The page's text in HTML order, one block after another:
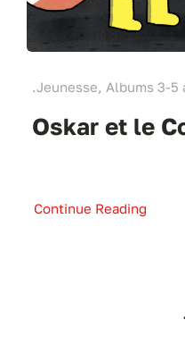
.Jeunesse, Albums 3-5
Oskar et le
Continue Reading